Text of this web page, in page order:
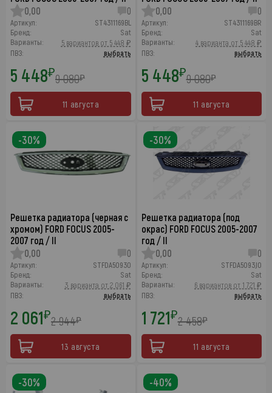
0,00
0
Артикул:
ST4311169BL
Бренд:
Sat
Варианты:
5 вариантов от 5 448 ₽
ПВЗ:
выбрать
5 448₽9 080₽
11 августа
0,00
0
Артикул:
ST4311169BR
Бренд:
Sat
Варианты:
4 варианта от 5 448 ₽
ПВЗ:
выбрать
5 448₽9 080₽
11 августа
Решетка радиатора (черная с
хромом) FORD FOCUS 2005-
2007 год / II
0,00
0
Артикул:
STFDA50930
Бренд:
Sat
Варианты:
3 варианта от 2 061 ₽
ПВЗ:
выбрать
2 061₽2 944₽
13 августа
-30%
Решетка радиатора (под
окрас) FORD FOCUS 2005-2007
год / II
0,00
0
Артикул:
STFDA5093J0
Бренд:
Sat
Варианты:
6 вариантов от 1 721 ₽
ПВЗ:
выбрать
1 721₽2 458₽
11 августа
-30%
-30% -40%